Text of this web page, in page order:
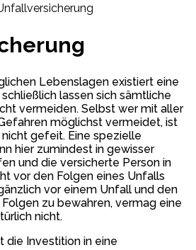
Lebenslagen existiert eine
lassen sich sämtliche
vermeiden. Selbst wer mit aller
möglichst vermeidet, ist
gefeit. Eine spezielle
hier zumindest in gewisser
und die versicherte Person in
vor den Folgen eines Unfalls
vor einem Unfall und den
zu bewahren, vermag eine
nicht.
Investition in eine